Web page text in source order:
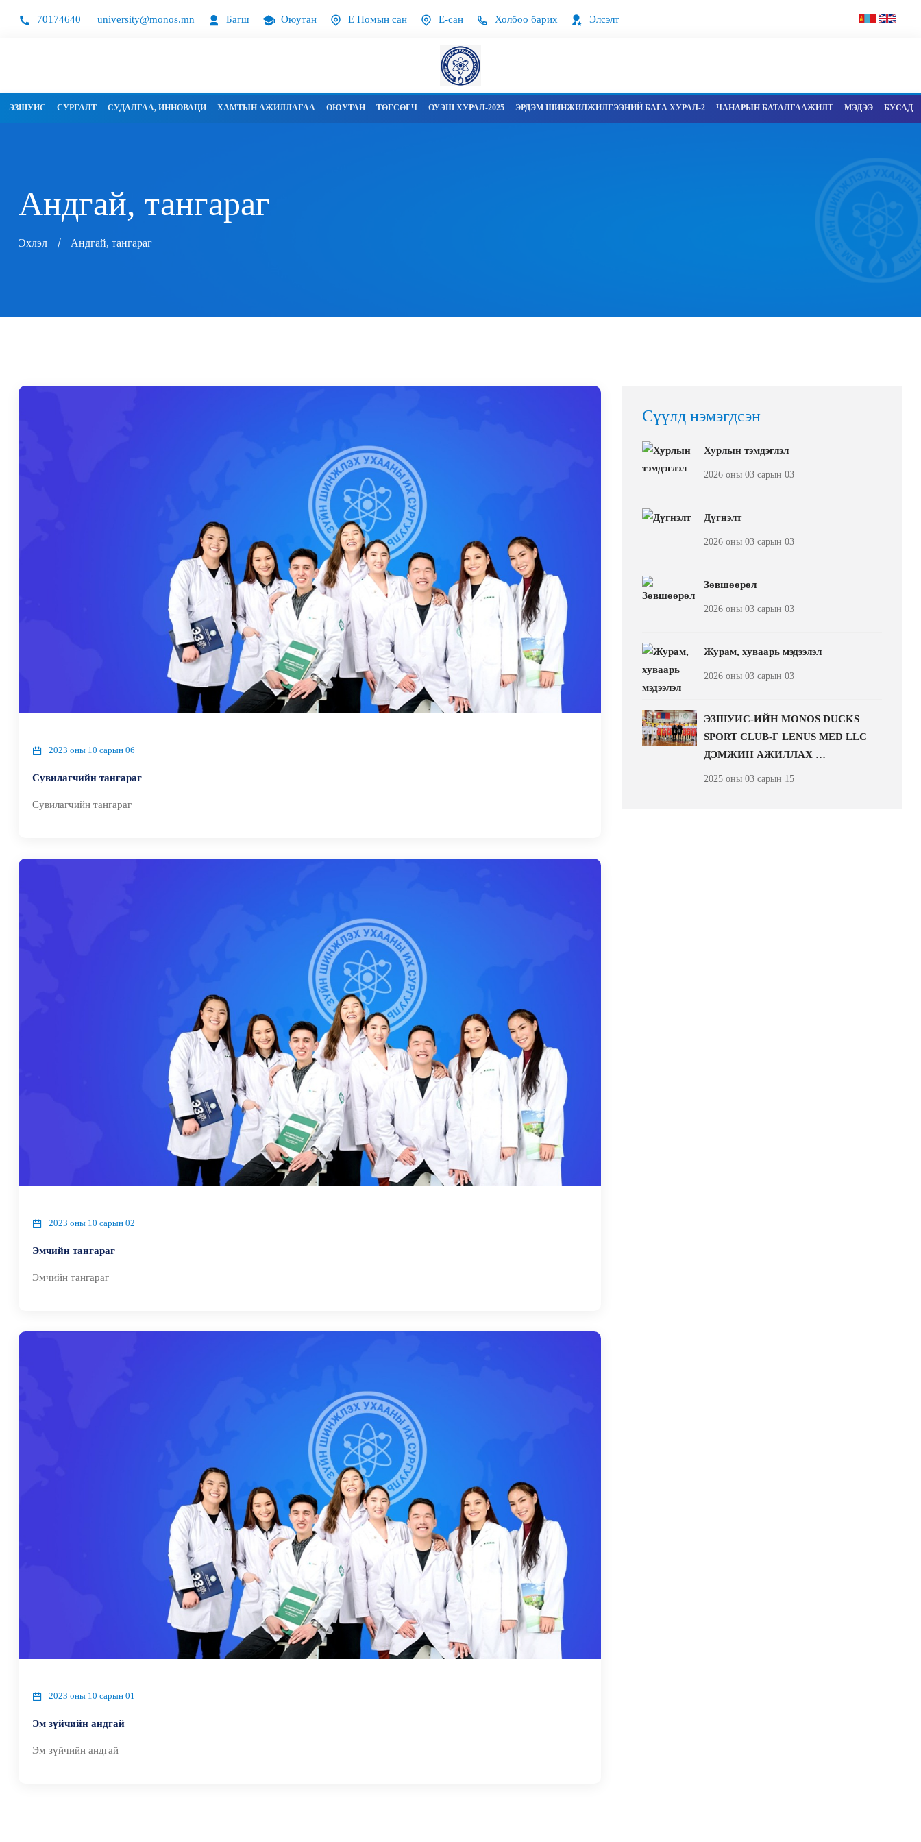
70174640 university@monos.mn Багш Оюутан Е Номын сан Е-сан Холбоо барих Элсэлт
ЭЗШУИС СУРГАЛТ СУДАЛГАА, ИННОВАЦИ ХАМТЫН АЖИЛЛАГАА ОЮУТАН ТӨГСӨГЧ ОУЭШ ХУРАЛ-2025 ЭРДЭМ ШИНЖИЛЖИЛГЭЭНИЙ БАГА ХУРАЛ-2 ЧАНАРЫН БАТАЛГААЖИЛТ МЭДЭЭ БУСАД
Андгай, тангараг
Эхлэл Андгай, тангараг
2023 оны 10 сарын 06
Сувилагчийн тангараг
Сувилагчийн тангараг
2023 оны 10 сарын 02
Эмчийн тангараг
Эмчийн тангараг
2023 оны 10 сарын 01
Эм зүйчийн андгай
Эм зүйчийн андгай
Сүүлд нэмэгдсэн
Хурлын тэмдэглэл
2026 оны 03 сарын 03
Дүгнэлт
2026 оны 03 сарын 03
Зөвшөөрөл
2026 оны 03 сарын 03
Журам, хуваарь мэдээлэл
2026 оны 03 сарын 03
ЭЗШУИС-ИЙН MONOS DUCKS
SPORT CLUB-Г LENUS MED LLC
ДЭМЖИН АЖИЛЛАХ …
2025 оны 03 сарын 15